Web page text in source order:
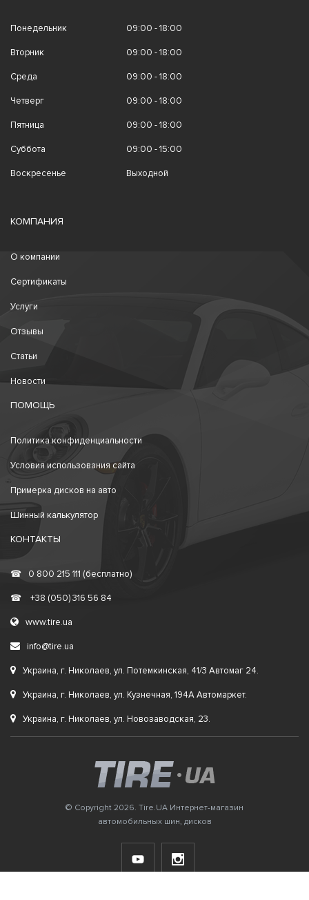
Понедельник 09:00 - 18:00
Вторник 09:00 - 18:00
Среда 09:00 - 18:00
Четверг 09:00 - 18:00
Пятница 09:00 - 18:00
Суббота 09:00 - 15:00
Воскресенье Выходной
КОМПАНИЯ
О компании
Сертификаты
Услуги
Отзывы
Статьи
Новости
ПОМОЩЬ
Политика конфиденциальности
Условия использования сайта
Примерка дисков на авто
Шинный калькулятор
КОНТАКТЫ
☎ 0 800 215 111 (бесплатно)
☎ +38 (050) 316 56 84
www.tire.ua
info@tire.ua
Украина, г. Николаев, ул. Потемкинская, 41/3 Автомаг 24.
Украина, г. Николаев, ул. Кузнечная, 194А Автомаркет.
Украина, г. Николаев, ул. Новозаводская, 23.
© Copyright 2026. Tire.UA Интернет-магазин
автомобильных шин, дисков